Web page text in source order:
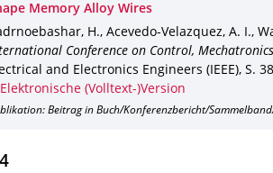
Memory Alloy Wires
H., Acevedo-Velazquez, A. I.,
Conference on Control,
and Electronics Engineers (IEEE), S.
Elektronische (Volltext-)Version
Beitrag in Buch/Konferenzbericht/